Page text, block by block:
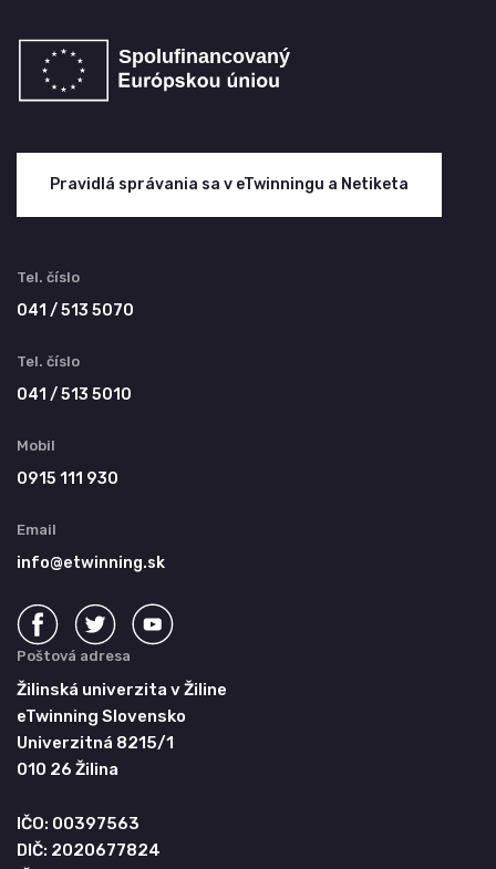
Pravidlá správania sa v eTwinningu a Netiketa
Tel. číslo
041 / 513 5070
Tel. číslo
041 / 513 5010
Mobil
0915 111 930
Email
info@etwinning.sk
Poštová adresa
Žilinská univerzita v Žiline
eTwinning Slovensko
Univerzitná 8215/1
010 26 Žilina
IČO: 00397563
DIČ: 2020677824